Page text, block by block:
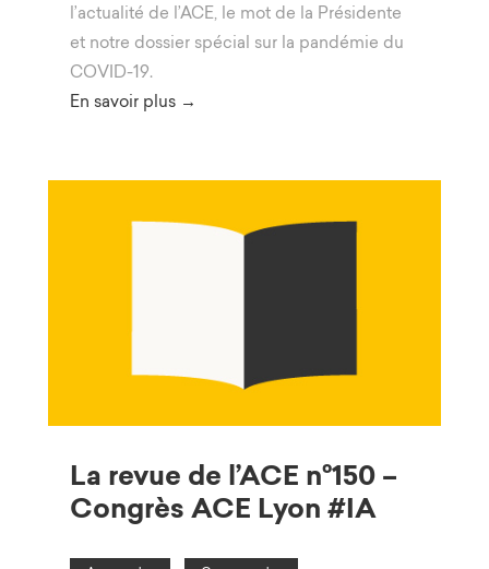
l’actualité de l’ACE, le mot de la Présidente
et notre dossier spécial sur la pandémie du
COVID-19.
En savoir plus →
La revue de l’ACE n°150 –
Congrès ACE Lyon #IA